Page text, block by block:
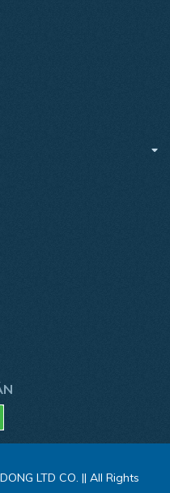
LTD CO. || All Rights